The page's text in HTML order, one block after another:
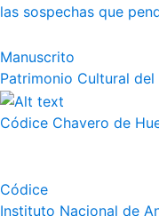
las sospechas que
Manuscrito
Patrimonio Cultural
Códice Chavero de
Códice
Instituto Nacional de